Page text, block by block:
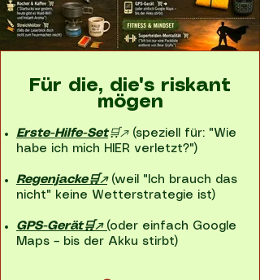
Für die, die's riskant
mögen
Erste-Hilfe-Set🛒↗ (speziell für: "Wie
habe ich mich HIER verletzt?")
Regenjacke🛒↗ (weil "Ich brauch das
nicht" keine Wetterstrategie ist)
GPS-Gerät🛒↗ (oder einfach Google
Maps – bis der Akku stirbt)